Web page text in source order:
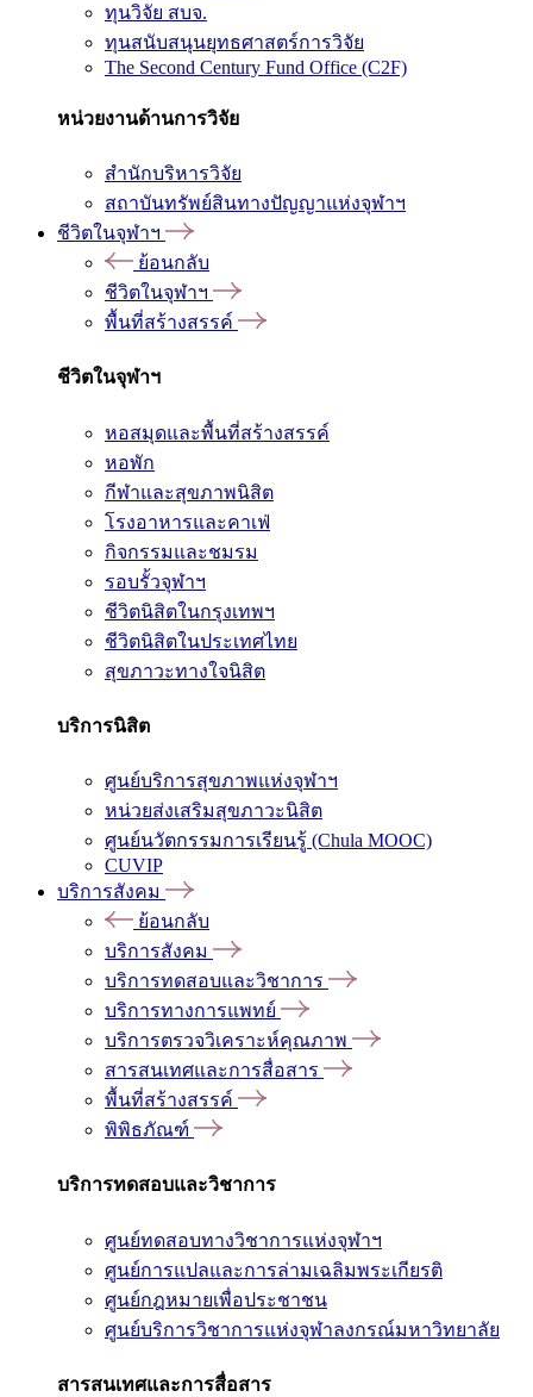
ทุนวิจัย สบจ.
ทุนสนับสนุนยุทธศาสตร์การวิจัย
The Second Century Fund Office (C2F)
หน่วยงานด้านการวิจัย
สำนักบริหารวิจัย
สถาบันทรัพย์สินทางปัญญาแห่งจุฬาฯ
ชีวิตในจุฬาฯ
ย้อนกลับ
ชีวิตในจุฬาฯ
พื้นที่สร้างสรรค์
ชีวิตในจุฬาฯ
หอสมุดและพื้นที่สร้างสรรค์
หอพัก
กีฬาและสุขภาพนิสิต
โรงอาหารและคาเฟ่
กิจกรรมและชมรม
รอบรั้วจุฬาฯ
ชีวิตนิสิตในกรุงเทพฯ
ชีวิตนิสิตในประเทศไทย
สุขภาวะทางใจนิสิต
บริการนิสิต
ศูนย์บริการสุขภาพแห่งจุฬาฯ
หน่วยส่งเสริมสุขภาวะนิสิต
ศูนย์นวัตกรรมการเรียนรู้ (Chula MOOC)
CUVIP
บริการสังคม
ย้อนกลับ
บริการสังคม
บริการทดสอบและวิชาการ
บริการทางการแพทย์
บริการตรวจวิเคราะห์คุณภาพ
สารสนเทศและการสื่อสาร
พื้นที่สร้างสรรค์
พิพิธภัณฑ์
บริการทดสอบและวิชาการ
ศูนย์ทดสอบทางวิชาการแห่งจุฬาฯ
ศูนย์การแปลและการล่ามเฉลิมพระเกียรติ
ศูนย์กฎหมายเพื่อประชาชน
ศูนย์บริการวิชาการแห่งจุฬาลงกรณ์มหาวิทยาลัย
สารสนเทศและการสื่อสาร